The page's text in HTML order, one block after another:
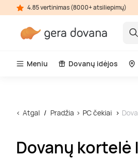
4.85 vertinimas (8000+ atsiliepimų)
Meniu Dovanų idėjos
Atgal Pradžia PC čekiai
Dovanų kortelė